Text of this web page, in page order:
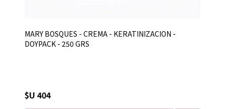
MARY BOSQUES - CREMA - KERATINIZACION -
DOYPACK - 250 GRS
$U 404